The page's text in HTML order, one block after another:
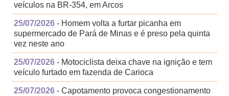
veículos na BR-354, em Arcos
25/07/2026 - Homem volta a furtar picanha em
supermercado de Pará de Minas e é preso pela quinta
vez neste ano
25/07/2026 - Motociclista deixa chave na ignição e tem
veículo furtado em fazenda de Carioca
25/07/2026 - Capotamento provoca congestionamento